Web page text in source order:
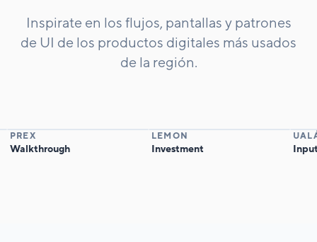
Inspirate en los flujos, pantallas y patrones
de UI de los productos digitales más usados
de la región.
LEMON
Investment
UALÁ
Input